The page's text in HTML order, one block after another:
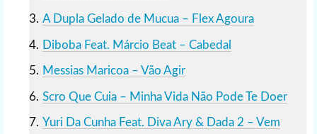
A Dupla Gelado de Mucua – Flex Agoura
Diboba Feat. Márcio Beat – Cabedal
Messias Maricoa – Vão Agir
Scro Que Cuia – Minha Vida Não Pode Te Doer
Yuri Da Cunha Feat. Diva Ary & Dada 2 – Vem